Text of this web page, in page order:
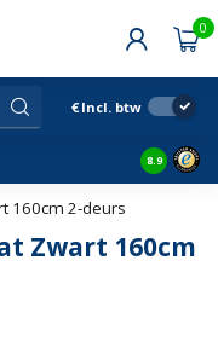
0
€ Incl. btw
8.9
160cm 2-deurs
Zwart 160cm